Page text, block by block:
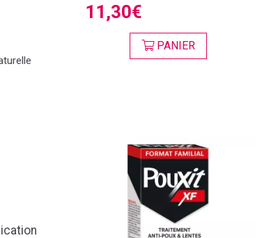
11,30€
PANIER